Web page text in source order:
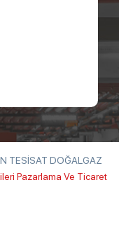
TESİSAT DOĞALGAZ
Pazarlama Ve Ticaret